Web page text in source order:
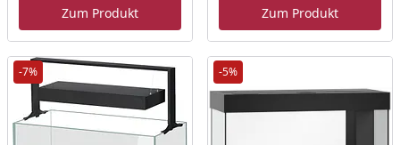
Zum Produkt Zum Produkt
-7% -5%